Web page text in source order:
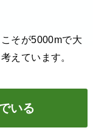
そが5000mで大
えています。
いる